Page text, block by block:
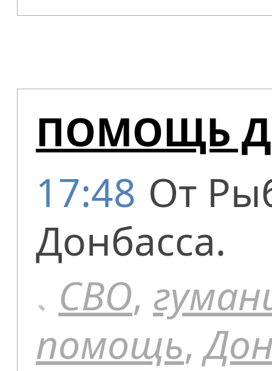
ПОМОЩЬ
17:48 От
Донбасса.
СВО,
помощь,